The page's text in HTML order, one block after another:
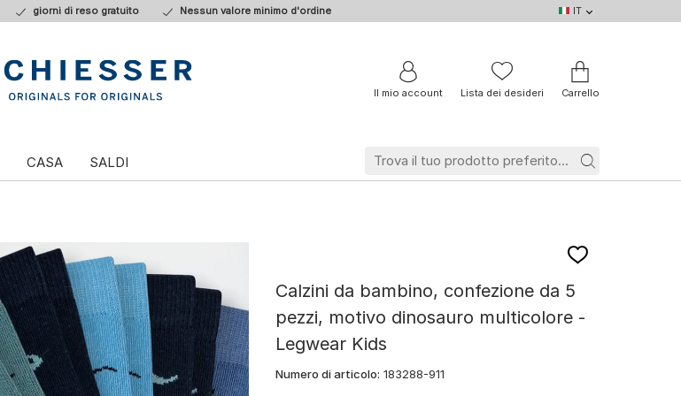
giorni di reso gratuito Nessun valore minimo d'ordine
IT
DE
IT
BE
FR
Il mio account Lista dei desideri Carrello
CASA SALDI
Calzini da bambino, confezione da 5
pezzi, motivo dinosauro multicolore -
Legwear Kids
Numero di articolo: 183288-911